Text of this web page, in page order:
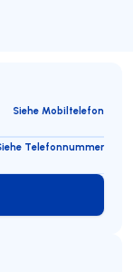
Siehe Mobiltelefon
Telefonnummer